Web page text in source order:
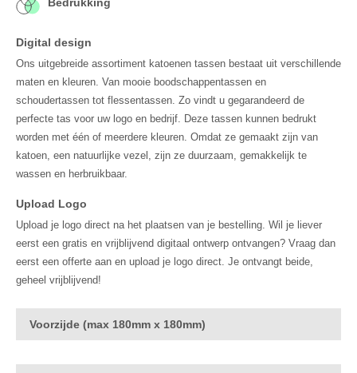
Bedrukking
Digital design
Ons uitgebreide assortiment katoenen tassen bestaat uit verschillende
maten en kleuren. Van mooie boodschappentassen en
schoudertassen tot flessentassen. Zo vindt u gegarandeerd de
perfecte tas voor uw logo en bedrijf. Deze tassen kunnen bedrukt
worden met één of meerdere kleuren. Omdat ze gemaakt zijn van
katoen, een natuurlijke vezel, zijn ze duurzaam, gemakkelijk te
wassen en herbruikbaar.
Upload Logo
Upload je logo direct na het plaatsen van je bestelling. Wil je liever
eerst een gratis en vrijblijvend digitaal ontwerp ontvangen? Vraag dan
eerst een offerte aan en upload je logo direct. Je ontvangt beide,
geheel vrijblijvend!
Voorzijde (max 180mm x 180mm)